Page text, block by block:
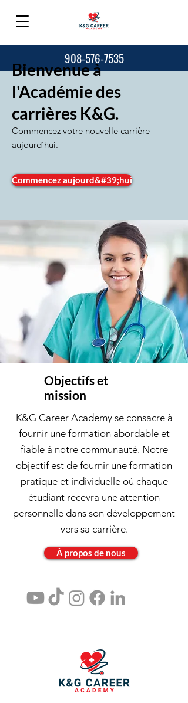
908-576-7535
Bienvenue à
l'Académie des
carrières K&G.
Commencez votre nouvelle carrière
aujourd'hui.
Commencez aujourd&#39;hui
Objectifs et
mission
K&G Career Academy se consacre à
fournir une formation abordable et
fiable à notre communauté. Notre
objectif est de fournir une formation
pratique et individuelle où chaque
étudiant recevra une attention
personnelle dans son développement
vers sa carrière.
À propos de nous